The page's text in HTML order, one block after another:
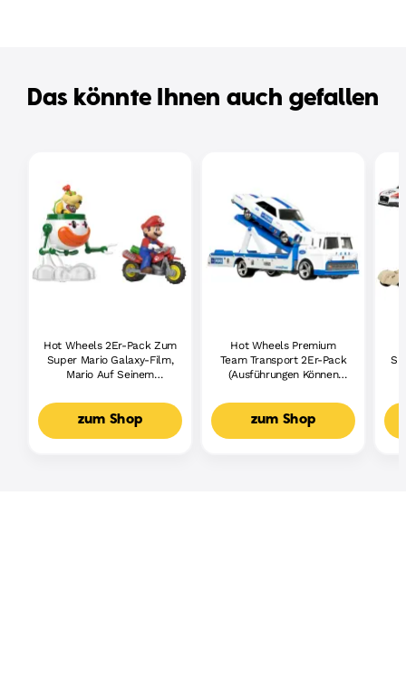
Das könnte Ihnen auch gefallen
Hot Wheels 2Er-Pack Zum
Super Mario Galaxy-Film,
Mario Auf Seinem
Im Clown-Auto
zum Shop
Hot Wheels Premium
Team Transport 2Er-Pack
(Ausführungen Können
zum Shop